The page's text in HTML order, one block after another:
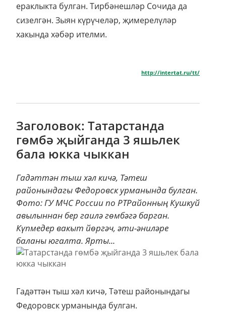
ераклыкта булган. Тирбәнешләр Сочида да
сизелгән. Зыян күрүчеләр, җимерелүләр
хакында хәбәр ителми.
http://intertat.ru/tt/
Заголовок: Татарстанда
гөмбә җыйганда 3 яшьлек
бала юкка чыккан
Гадәттән тыш хәл кичә, Тәтеш
районындагы Федоровск урманында булган.
Фото: ГУ МЧС России по РТРайонның Кушкуй
авылыннан бер гаилә гөмбәгә барган.
Күпмедер вакыт йөргәч, әти-әниләре
баланы югалта. Ярты...
Гадәттән тыш хәл кичә, Тәтеш районындагы
Федоровск урманында булган.